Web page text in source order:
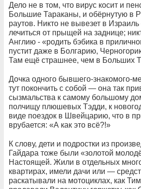
Дело не в том, что вирус косит и
Большие Тараканы, и обёрнутую в
раутов. Никто не вывезет в
лечиться от прыщей на заднице;
Англию - «родить бэбика в
пустит даже в Болгарию,
Там ещё страшнее, чем в Больших
Дочка одного бывшего-знакомого-
тут покончить с собой — она так
сызмальства к самому большому
полчищу плюшевых Тэдди, к
виде поездок в Швейцарию, что в
врубается: «А как это всё?!»
К слову, дети и подростки из
Гайдара тоже были «золотой
Настоящей. Жили в отдельных
квартирах, имели дачи или —
раскатывали на мотоциклах, как